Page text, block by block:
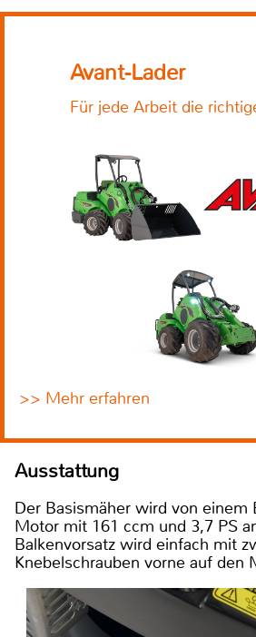
Avant-Lader
Für jede Arbeit die
>> Mehr erfahren
Ausstattung
Der Basismäher wird von einem
Motor mit 161 ccm und 3,7 PS
Balkenvorsatz wird einfach mit
Knebelschrauben vorne auf den